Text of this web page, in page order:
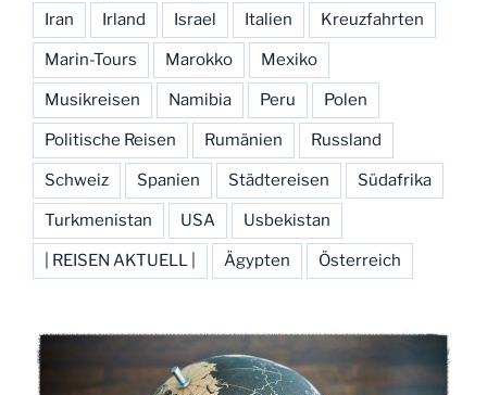
Iran Irland Israel Italien Kreuzfahrten
Marin-Tours Marokko Mexiko
Musikreisen Namibia Peru Polen
Politische Reisen Rumänien Russland
Schweiz Spanien Städtereisen Südafrika
Turkmenistan USA Usbekistan
| REISEN AKTUELL | Ägypten Österreich